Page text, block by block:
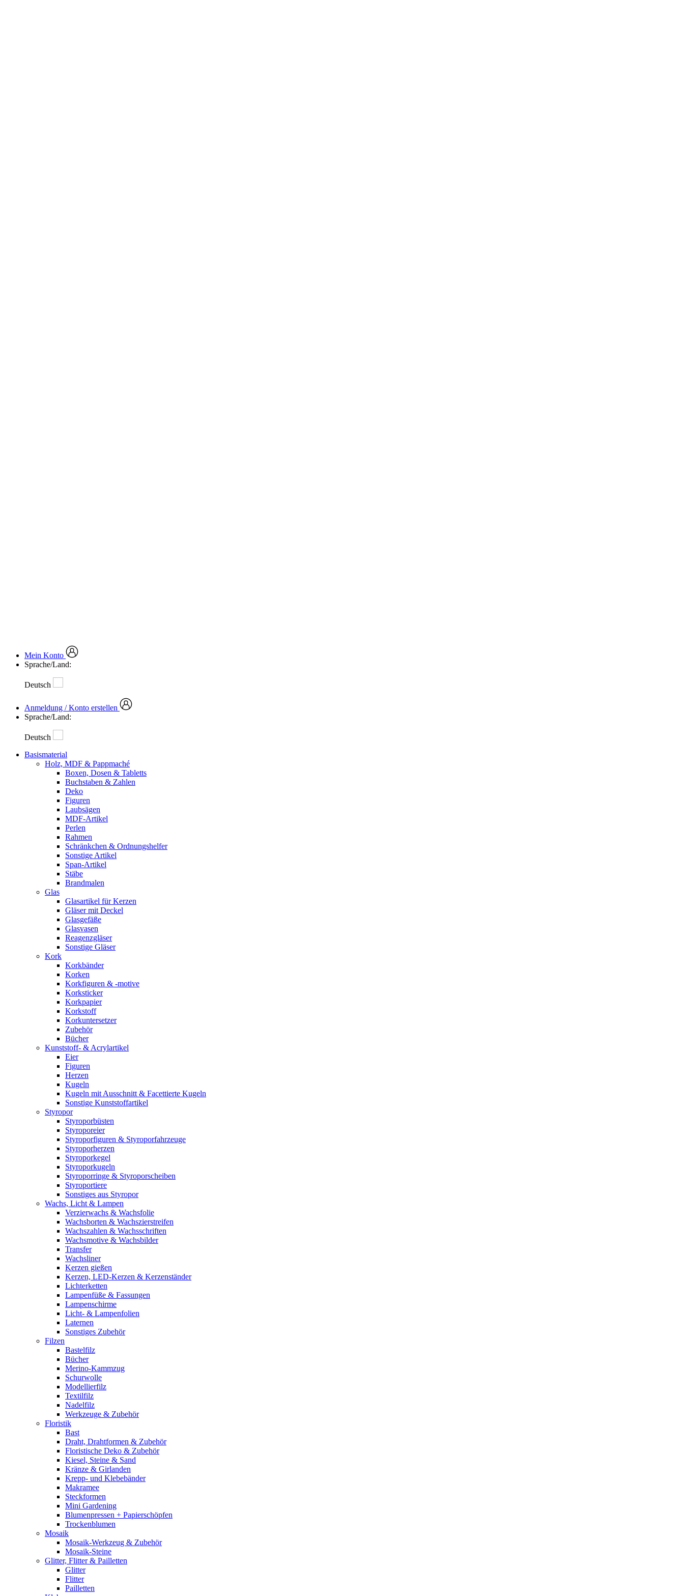
Mein Konto
Sprache/Land:
Deutsch
Anmeldung / Konto erstellen
Sprache/Land:
Deutsch
Basismaterial
Holz, MDF & Pappmaché
Boxen, Dosen & Tabletts
Buchstaben & Zahlen
Deko
Figuren
Laubsägen
MDF-Artikel
Perlen
Rahmen
Schränkchen & Ordnungshelfer
Sonstige Artikel
Span-Artikel
Stäbe
Brandmalen
Glas
Glasartikel für Kerzen
Gläser mit Deckel
Glasgefäße
Glasvasen
Reagenzgläser
Sonstige Gläser
Kork
Korkbänder
Korken
Korkfiguren & -motive
Korksticker
Korkpapier
Korkstoff
Korkuntersetzer
Zubehör
Bücher
Kunststoff- & Acrylartikel
Eier
Figuren
Herzen
Kugeln
Kugeln mit Ausschnitt & Facettierte Kugeln
Sonstige Kunststoffartikel
Styropor
Styroporbüsten
Styroporeier
Styroporfiguren & Styroporfahrzeuge
Styroporherzen
Styroporkegel
Styroporkugeln
Styroporringe & Styroporscheiben
Styroportiere
Sonstiges aus Styropor
Wachs, Licht & Lampen
Verzierwachs & Wachsfolie
Wachsborten & Wachszierstreifen
Wachszahlen & Wachsschriften
Wachsmotive & Wachsbilder
Transfer
Wachsliner
Kerzen gießen
Kerzen, LED-Kerzen & Kerzenständer
Lichterketten
Lampenfüße & Fassungen
Lampenschirme
Licht- & Lampenfolien
Laternen
Sonstiges Zubehör
Filzen
Bastelfilz
Bücher
Merino-Kammzug
Schurwolle
Modellierfilz
Textilfilz
Nadelfilz
Werkzeuge & Zubehör
Floristik
Bast
Draht, Drahtformen & Zubehör
Floristische Deko & Zubehör
Kiesel, Steine & Sand
Kränze & Girlanden
Krepp- und Klebebänder
Makramee
Steckformen
Mini Gardening
Blumenpressen + Papierschöpfen
Trockenblumen
Mosaik
Mosaik-Werkzeug & Zubehör
Mosaik-Steine
Glitter, Flitter & Pailletten
Glitter
Flitter
Pailletten